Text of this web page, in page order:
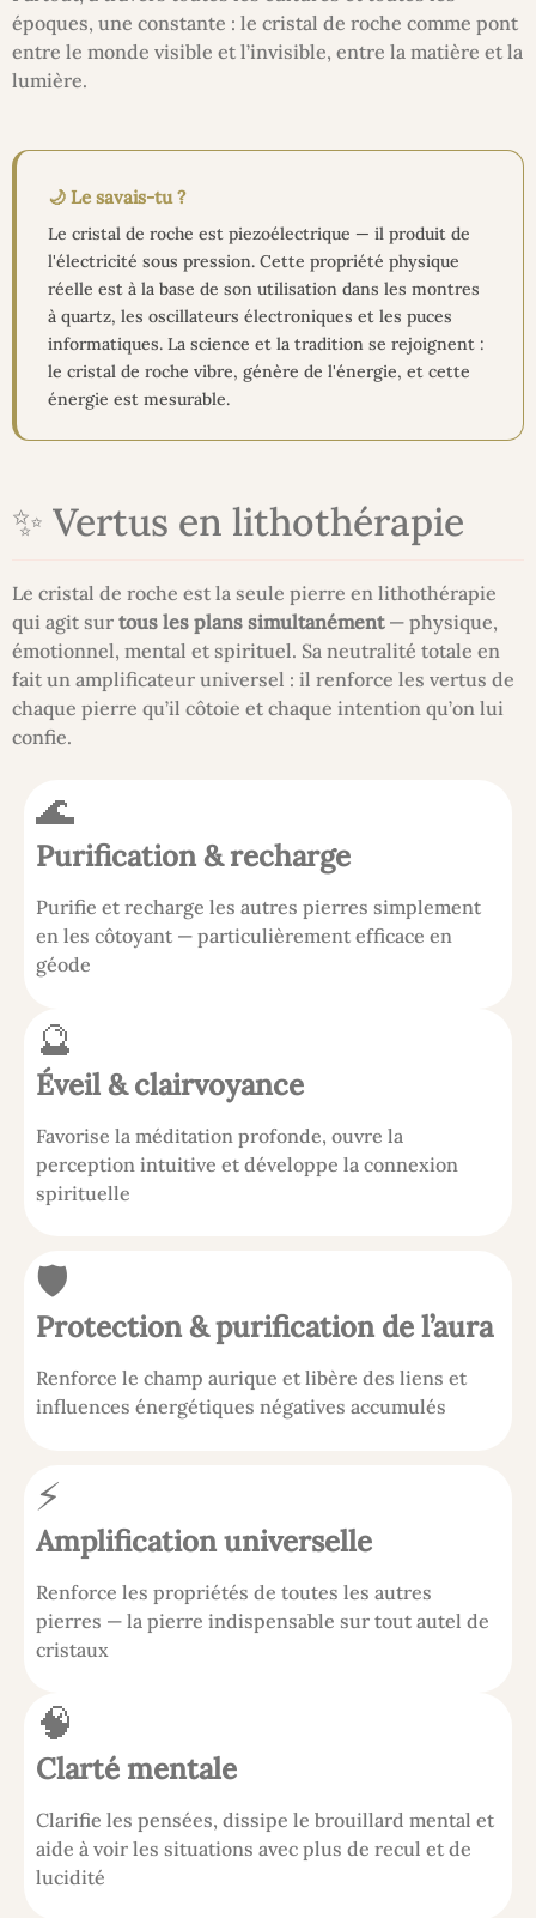
époques, une constante : le cristal de roche comme pont
entre le monde visible et l’invisible, entre la matière et la
lumière.
🌙 Le savais-tu ?
Le cristal de roche est piezoélectrique — il produit de
l'électricité sous pression. Cette propriété physique
réelle est à la base de son utilisation dans les montres
à quartz, les oscillateurs électroniques et les puces
informatiques. La science et la tradition se rejoignent :
le cristal de roche vibre, génère de l'énergie, et cette
énergie est mesurable.
✨ Vertus en lithothérapie
Le cristal de roche est la seule pierre en lithothérapie
qui agit sur tous les plans simultanément— physique,
émotionnel, mental et spirituel. Sa neutralité totale en
fait un amplificateur universel : il renforce les vertus de
chaque pierre qu’il côtoie et chaque intention qu’on lui
confie.
🌊
Purification & recharge
Purifie et recharge les autres pierres simplement
en les côtoyant — particulièrement efficace en
géode
🔮
Éveil & clairvoyance
Favorise la méditation profonde, ouvre la
perception intuitive et développe la connexion
spirituelle
🛡
Protection & purification de l’aura
Renforce le champ aurique et libère des liens et
influences énergétiques négatives accumulés
⚡
Amplification universelle
Renforce les propriétés de toutes les autres
pierres — la pierre indispensable sur tout autel de
cristaux
🧠
Clarté mentale
Clarifie les pensées, dissipe le brouillard mental et
aide à voir les situations avec plus de recul et de
lucidité